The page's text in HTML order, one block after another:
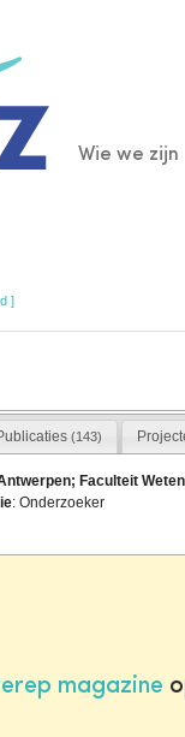
Main
Wie we zijn
]
(143)
Faculteit
: Onderzoeker
magazine